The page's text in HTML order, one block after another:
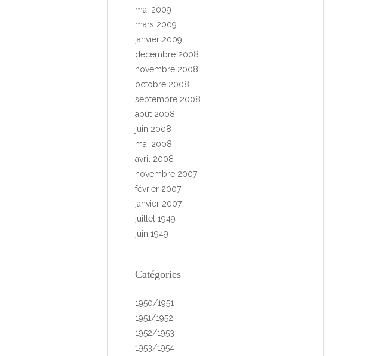
mai 2009
mars 2009
janvier 2009
décembre 2008
novembre 2008
octobre 2008
septembre 2008
août 2008
juin 2008
mai 2008
avril 2008
novembre 2007
février 2007
janvier 2007
juillet 1949
juin 1949
Catégories
1950/1951
1951/1952
1952/1953
1953/1954